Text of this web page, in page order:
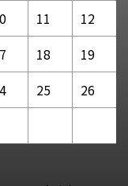
11
12
18
19
25
26